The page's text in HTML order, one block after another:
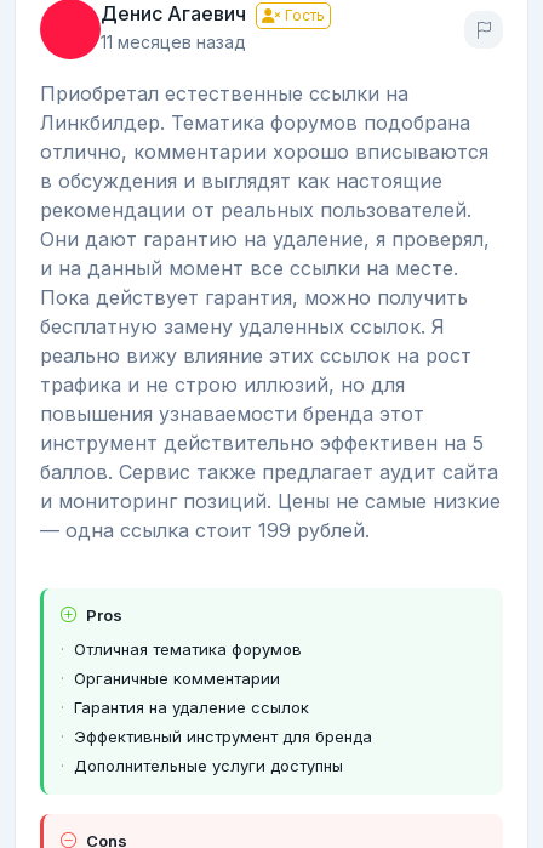
Денис Агаевич Гость
11 месяцев назад
Приобретал естественные ссылки на
Линкбилдер. Тематика форумов подобрана
отлично, комментарии хорошо вписываются
в обсуждения и выглядят как настоящие
рекомендации от реальных пользователей.
Они дают гарантию на удаление, я проверял,
и на данный момент все ссылки на месте.
Пока действует гарантия, можно получить
бесплатную замену удаленных ссылок. Я
реально вижу влияние этих ссылок на рост
трафика и не строю иллюзий, но для
повышения узнаваемости бренда этот
инструмент действительно эффективен на 5
баллов. Сервис также предлагает аудит сайта
и мониторинг позиций. Цены не самые низкие
— одна ссылка стоит 199 рублей.
Pros
Отличная тематика форумов
Органичные комментарии
Гарантия на удаление ссылок
Эффективный инструмент для бренда
Дополнительные услуги доступны
Cons